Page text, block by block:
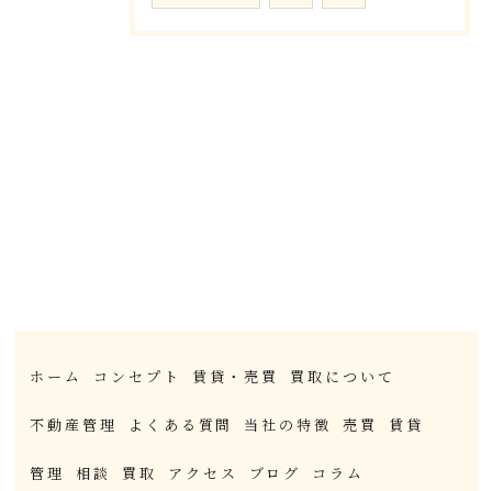
ホーム コンセプト 賃貸・売買 買取について
不動産管理 よくある質問 当社の特徴 売買 賃貸
管理 相談 買取 アクセス ブログ コラム